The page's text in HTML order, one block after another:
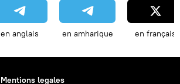
en anglais en amharique en français
Mentions legales